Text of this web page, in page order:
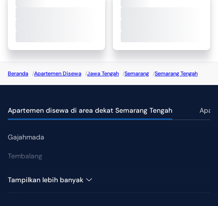
Beranda /Apartemen Disewa /Jawa Tengah /Semarang /Semarang Tengah
Apartemen disewa di area dekat Semarang Tengah
Gajahmada
Tembalang
Tampilkan lebih banyak